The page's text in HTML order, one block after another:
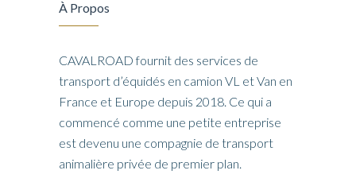
À Propos
CAVALROAD fournit des services de
transport d’équidés en camion VL et Van en
France et Europe depuis 2018. Ce qui a
commencé comme une petite entreprise
est devenu une compagnie de transport
animalière privée de premier plan.